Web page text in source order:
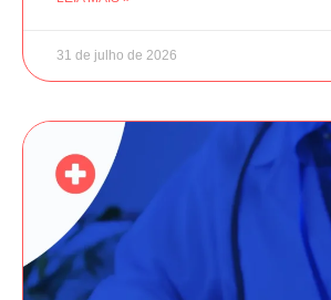
31 de julho de 2026